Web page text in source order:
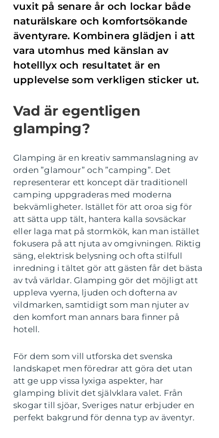
vuxit på senare år och lockar både
naturälskare och komfortsökande
äventyrare. Kombinera glädjen i att
vara utomhus med känslan av
hotelllyx och resultatet är en
upplevelse som verkligen sticker ut.
Vad är egentligen
glamping?
Glamping är en kreativ sammanslagning av
orden ”glamour” och ”camping”. Det
representerar ett koncept där traditionell
camping uppgraderas med moderna
bekvämligheter. Istället för att oroa sig för
att sätta upp tält, hantera kalla sovsäckar
eller laga mat på stormkök, kan man istället
fokusera på att njuta av omgivningen. Riktig
säng, elektrisk belysning och ofta stilfull
inredning i tältet gör att gästen får det bästa
av två världar. Glamping gör det möjligt att
uppleva vyerna, ljuden och dofterna av
vildmarken, samtidigt som man njuter av
den komfort man annars bara finner på
hotell.
För dem som vill utforska det svenska
landskapet men föredrar att göra det utan
att ge upp vissa lyxiga aspekter, har
glamping blivit det självklara valet. Från
skogar till sjöar, Sveriges natur erbjuder en
perfekt bakgrund för denna typ av äventyr.